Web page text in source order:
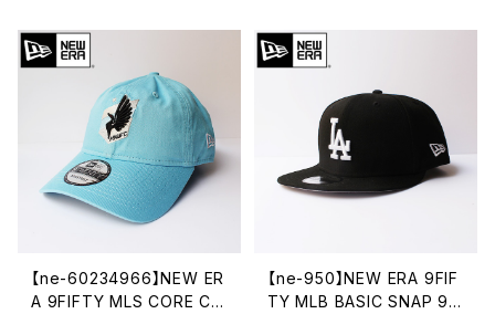
帽子
【ne-60234966】NEW ER
A 9FIFTY MLS CORE CL
【ne-950】NEW ERA 9FIF
TY MLB BASIC SNAP 95